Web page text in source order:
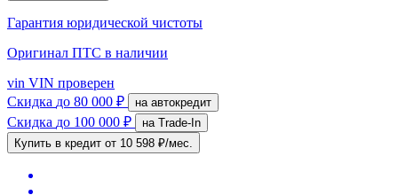
Гарантия юридической чистоты
Оригинал ПТС в наличии
vin VIN проверен
Скидка до 80 000 ₽ на автокредит
Скидка до 100 000 ₽
на Trade-In
Купить в кредит от 10 598 ₽/мес.